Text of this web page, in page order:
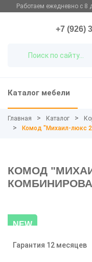
Работаем ежедневно с 8
+7 (926)
Каталог мебели
Главная Каталог
Комод "Михаил-люкс
КОМОД
NEW
-20%
Гарантия 12 месяцев